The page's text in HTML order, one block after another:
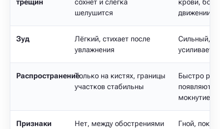
трещин
сохнет и слегка
шелушится
крови,
движении
Зуд
Лёгкий, стихает после
увлажнения
Сильный,
РаспространениеТолько на кистях, границы
участков стабильны
Быстро
мокнутие
Признаки
Нет, между обострениями
Гной,